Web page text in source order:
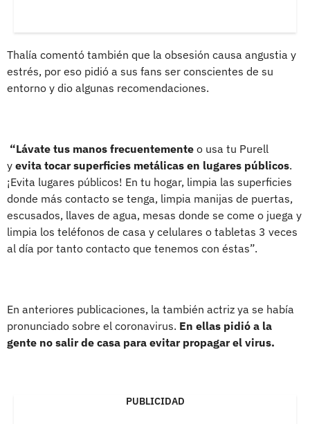
Thalía comentó también que la obsesión causa angustia y
estrés, por eso pidió a sus fans ser conscientes de su
entorno y dio algunas recomendaciones.
“Lávate tus manos frecuentemente o usa tu Purell
y evita tocar superficies metálicas en lugares públicos.
¡Evita lugares públicos! En tu hogar, limpia las superficies
donde más contacto se tenga, limpia manijas de puertas,
escusados, llaves de agua, mesas donde se come o juega y
limpia los teléfonos de casa y celulares o tabletas 3 veces
al día por tanto contacto que tenemos con éstas”.
En anteriores publicaciones, la también actriz ya se había
pronunciado sobre el coronavirus. En ellas pidió a la
gente no salir de casa para evitar propagar el virus.
PUBLICIDAD